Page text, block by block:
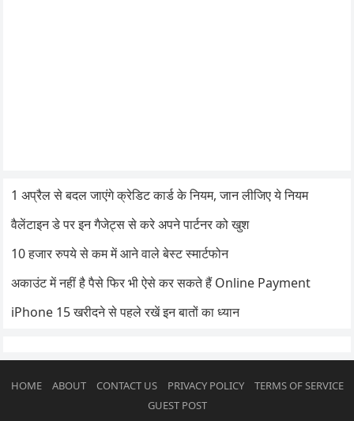
1 अप्रैल से बदल जाएंगे क्रेडिट कार्ड के नियम, जान लीजिए ये नियम
वैलेंटाइन डे पर इन गैजेट्स से करे अपने पार्टनर को खुश
10 हजार रुपये से कम में आने वाले बेस्ट स्मार्टफोन
अकाउंट में नहीं है पैसे फिर भी ऐसे कर सकते हैं Online Payment
iPhone 15 खरीदने से पहले रखें इन बातों का ध्यान
HOME ABOUT CONTACT US PRIVACY POLICY
TERMS OF SERVICE
GUEST POST